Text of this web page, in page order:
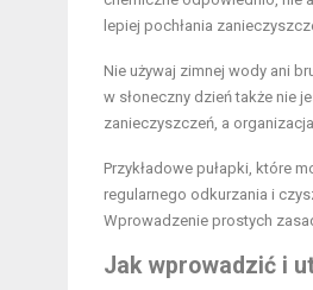
lepiej pochłania
Nie używaj zimnej wody ani
w słoneczny dzień także nie
zanieczyszczeń, a
Przykładowe pułapki, które
regularnego odkurzania i
Wprowadzenie prostych
Jak wprowadzić i